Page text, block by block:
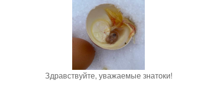
Здравствуйте, уважаемые знатоки!